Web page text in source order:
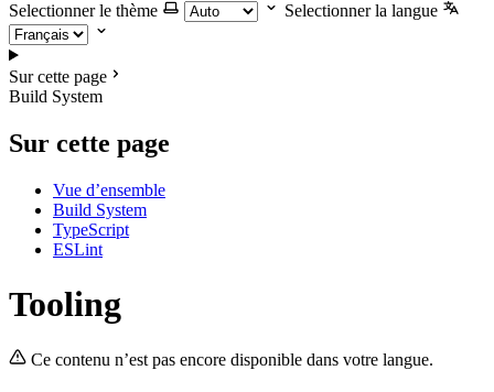
Selectionner le thème
Selectionner la langue
Sur cette page
Build System
Sur cette page
Vue d’ensemble
Build System
TypeScript
ESLint
Tooling
Ce contenu n’est pas encore disponible dans votre langue.